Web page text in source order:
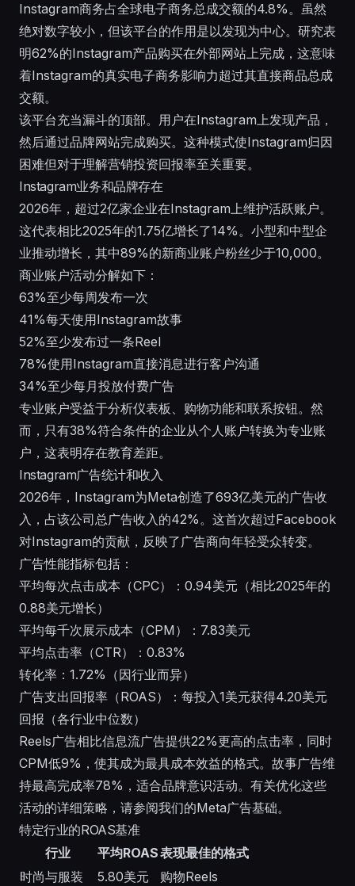
Instagram商务占全球电子商务总成交额的4.8%。虽然
绝对数字较小，但该平台的作用是以发现为中心。研究表
明62%的Instagram产品购买在外部网站上完成，这意味
着Instagram的真实电子商务影响力超过其直接商品总成
交额。
该平台充当漏斗的顶部。用户在Instagram上发现产品，
然后通过品牌网站完成购买。这种模式使Instagram归因
困难但对于理解营销投资回报率至关重要。
Instagram业务和品牌存在
2026年，超过2亿家企业在Instagram上维护活跃账户。
这代表相比2025年的1.75亿增长了14%。小型和中型企
业推动增长，其中89%的新商业账户粉丝少于10,000。
商业账户活动分解如下：
63%至少每周发布一次
41%每天使用Instagram故事
52%至少发布过一条Reel
78%使用Instagram直接消息进行客户沟通
34%至少每月投放付费广告
专业账户受益于分析仪表板、购物功能和联系按钮。然
而，只有38%符合条件的企业从个人账户转换为专业账
户，这表明存在教育差距。
Instagram广告统计和收入
2026年，Instagram为Meta创造了693亿美元的广告收
入，占该公司总广告收入的42%。这首次超过Facebook
对Instagram的贡献，反映了广告商向年轻受众转变。
广告性能指标包括：
平均每次点击成本（CPC）：0.94美元（相比2025年的
0.88美元增长）
平均每千次展示成本（CPM）：7.83美元
平均点击率（CTR）：0.83%
转化率：1.72%（因行业而异）
广告支出回报率（ROAS）：每投入1美元获得4.20美元
回报（各行业中位数）
Reels广告相比信息流广告提供22%更高的点击率，同时
CPM低9%，使其成为最具成本效益的格式。故事广告维
持最高完成率78%，适合品牌意识活动。有关优化这些
活动的详细策略，请参阅我们的Meta广告基础。
特定行业的ROAS基准
行业
平均ROAS表现最佳的格式
时尚与服装
5.80美元
购物Reels